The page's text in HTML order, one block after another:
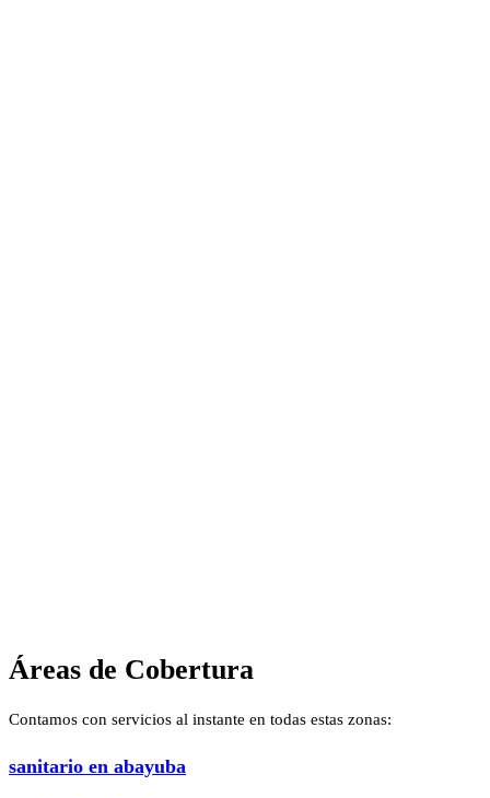
Áreas de Cobertura
Contamos con servicios al instante en todas estas zonas:
sanitario en abayuba